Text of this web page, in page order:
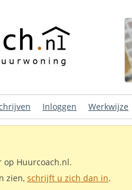
Inloggen Werkwijze
op Huurcoach.nl.
zien, schrijft u zich dan in.